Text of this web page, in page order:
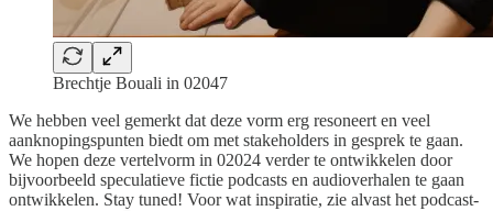
Brechtje Bouali in 02047
We hebben veel gemerkt dat deze vorm erg resoneert en veel
aanknopingspunten biedt om met stakeholders in gesprek te gaan.
We hopen deze vertelvorm in 02024 verder te ontwikkelen door
bijvoorbeeld speculatieve fictie podcasts en audioverhalen te gaan
ontwikkelen. Stay tuned! Voor wat inspiratie, zie alvast het podcast-